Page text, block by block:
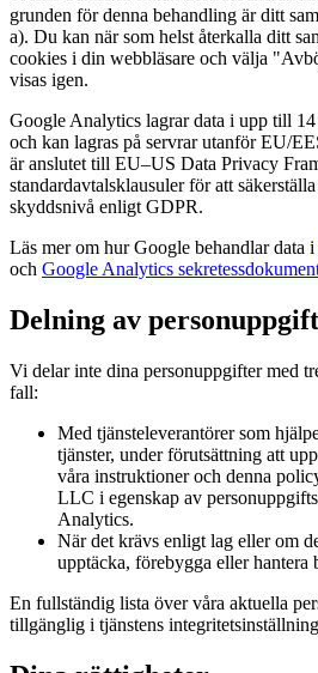
grunden för denna behandling är ditt
a). Du kan när som helst återkalla ditt
cookies i din webbläsare och välja
visas igen.
Google Analytics lagrar data i upp till
och kan lagras på servrar utanför EU/
är anslutet till EU–US Data Privacy
standardavtalsklausuler för att
skyddsnivå enligt GDPR.
Läs mer om hur Google behandlar data i
och Google Analytics
Delning av
Vi delar inte dina personuppgifter med
fall:
Med tjänsteleverantörer som
tjänster, under förutsättning att
våra instruktioner och denna
LLC i egenskap av
Analytics.
När det krävs enligt lag eller om
upptäcka, förebygga eller hantera
En fullständig lista över våra aktuella
tillgänglig i tjänstens